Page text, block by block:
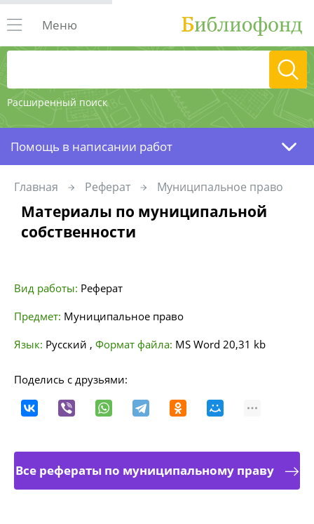
Расширенный поиск
Меню
Помощь в написании работ
Главная Реферат Муниципальное право
Материалы по муниципальной
собственности
Вид работы: Реферат
Предмет: Муниципальное право
Язык: Русский , Формат файла: MS Word 20,31 kb
Поделись с друзьями:
Все рефераты по муниципальному праву